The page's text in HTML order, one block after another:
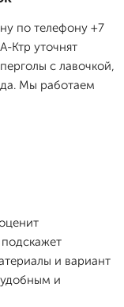
по телефону +7
Ктр уточнят
с лавочкой,
Мы работаем
и вариант
и